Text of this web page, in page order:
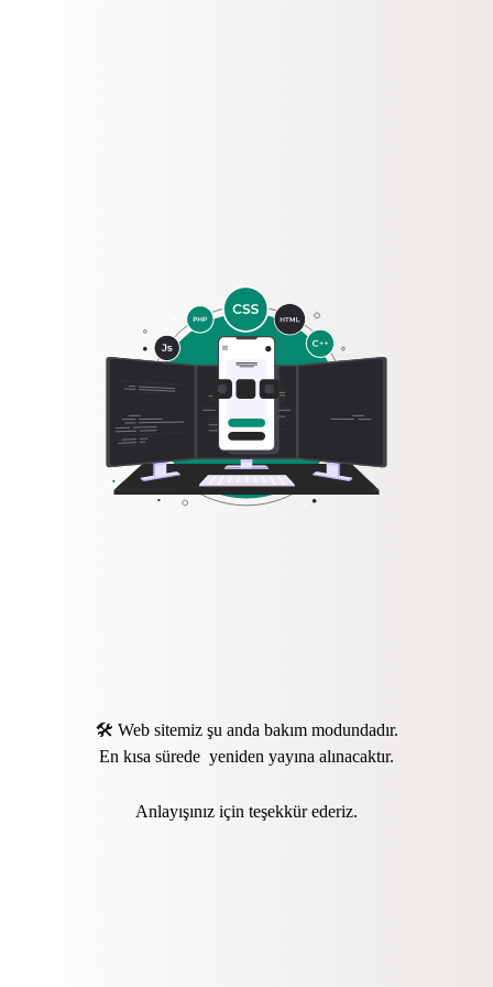
🛠️ Web sitemiz şu anda bakım modundadır.
En kısa sürede yeniden yayına alınacaktır.
Anlayışınız için teşekkür ederiz.